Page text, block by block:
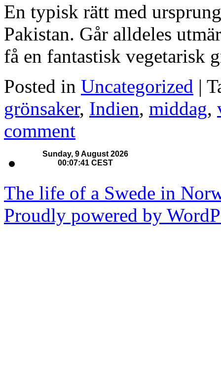
En typisk rätt med
Pakistan. Går alldeles
få en fantastisk vegetarisk
Posted in Uncategorized |
grönsaker, Indien, middag,
comment
The life of a Swede in
Proudly powered by